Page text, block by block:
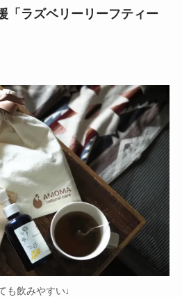
「ラズベリーリーフティー
も飲みやすい♩